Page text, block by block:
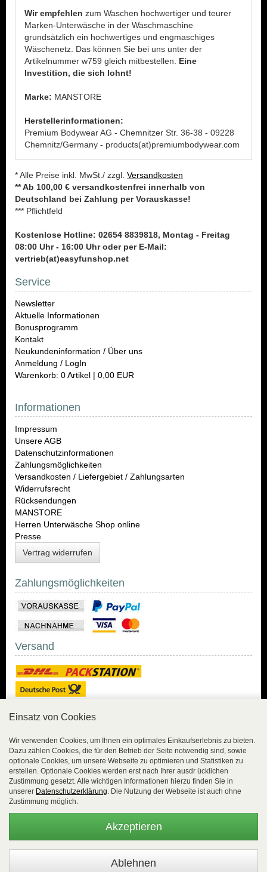
Wir empfehlen zum Waschen hochwertiger und teurer
Marken-Unterwäsche in der Waschmaschine
grundsätzlich ein hochwertiges und engmaschiges
Wäschenetz. Das können Sie bei uns unter der
Artikelnummer w759 gleich mitbestellen. Eine
Investition, die sich lohnt!
Marke: MANSTORE
Herstellerinformationen:
Premium Bodywear AG - Chemnitzer Str. 36-38 - 09228
Chemnitz/Germany - products(at)premiumbodywear.com
* Alle Preise inkl. MwSt./ zzgl. Versandkosten
** Ab 100,00 € versandkostenfrei innerhalb von
Deutschland bei Zahlung per Vorauskasse!
*** Pflichtfeld
Kostenlose Hotline: 02654 8839818, Montag - Freitag
08:00 Uhr - 16:00 Uhr oder per E-Mail:
vertrieb(at)easyfunshop.net
Service
Newsletter
Aktuelle Informationen
Bonusprogramm
Kontakt
Neukundeninformation / Über uns
Anmeldung / LogIn
Warenkorb: 0 Artikel | 0,00 EUR
Informationen
Impressum
Unsere AGB
Datenschutzinformationen
Zahlungsmöglichkeiten
Versandkosten / Liefergebiet / Zahlungsarten
Widerrufsrecht
Rücksendungen
MANSTORE
Herren Unterwäsche Shop online
Presse
Vertrag widerrufen
Zahlungsmöglichkeiten
Versand
Sicher Einkaufen mit
Trusted Shops und
Geld-zurück-Garantie.
lückenlos verschlüsselt
übertragen.
Die Shop-Server sind PCI-zertifiziert.
Einsatz von Cookies
Wir verwenden Cookies, um Ihnen ein optimales Einkaufserlebnis zu bieten.
Dazu zählen Cookies, die für den Betrieb der Seite notwendig sind, sowie
optionale Cookies, um unsere Webseite zu optimieren und Statistiken zu
erstellen. Optionale Cookies werden erst nach Ihrer ausdr ücklichen
Zustimmung gesetzt. Alle wichtigen Informationen hierzu finden Sie in
unserer Datenschutzerklärung. Die Nutzung der Webseite ist auch ohne
Zustimmung möglich.
Akzeptieren